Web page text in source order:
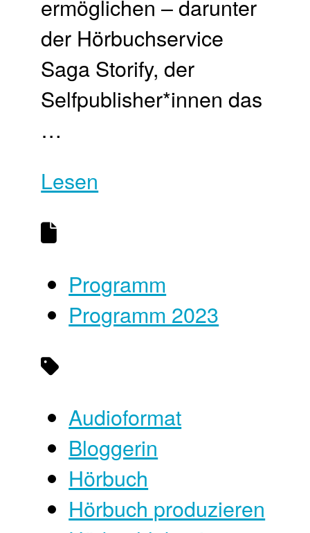
ermöglichen – darunter
der Hörbuchservice
Saga Storify, der
Selfpublisher*innen das
…
Lesen
Programm
Programm 2023
Audioformat
Bloggerin
Hörbuch
Hörbuch produzieren